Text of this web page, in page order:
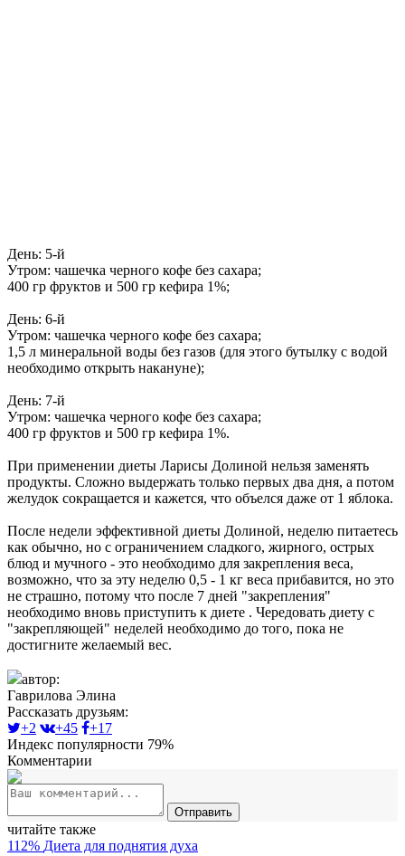
День: 5-й
Утром: чашечка черного кофе без сахара;
400 гр фруктов и 500 гр кефира 1%;
День: 6-й
Утром: чашечка черного кофе без сахара;
1,5 л минеральной воды без газов (для этого бутылку с водой
необходимо открыть накануне);
День: 7-й
Утром: чашечка черного кофе без сахара;
400 гр фруктов и 500 гр кефира 1%.
При применении диеты Ларисы Долиной нельзя заменять
продукты. Сложно выдержать только первых два дня, а потом
желудок сокращается и кажется, что объелся даже от 1 яблока.
После недели эффективной диеты Долиной, неделю питаетесь
как обычно, но с ограничением сладкого, жирного, острых
блюд и мучного - это необходимо для закрепления веса,
возможно, что за эту неделю 0,5 - 1 кг веса прибавится, но это
не страшно, потому что после 7 дней "закрепления"
необходимо вновь приступить к диете . Чередовать диету с
"закрепляющей" неделей необходимо до того, пока не
достигните желаемый вес.
автор:
Гаврилова Элина
Рассказать друзьям:
+2
+45
+17
Индекс популярности 79%
Комментарии
Отправить
читайте также
112% Диета для поднятия духа